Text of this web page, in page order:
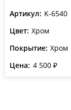
Артикул: K-6540
Цвет: Хром
Покрытие: Хром
Цена: 4 500 ₽